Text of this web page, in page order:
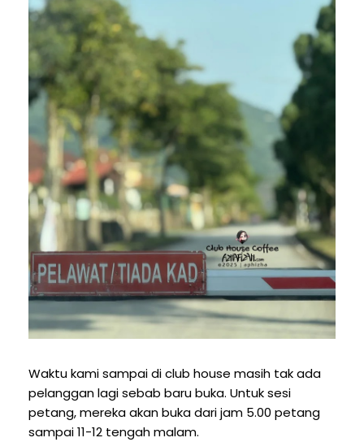
Waktu kami sampai di club house masih tak ada
pelanggan lagi sebab baru buka. Untuk sesi
petang, mereka akan buka dari jam 5.00 petang
sampai 11-12 tengah malam.